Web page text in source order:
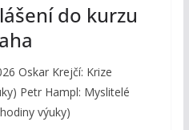
do kurzu
Oskar Krejčí: Krize
Petr Hampl: Myslitelé
výuky)